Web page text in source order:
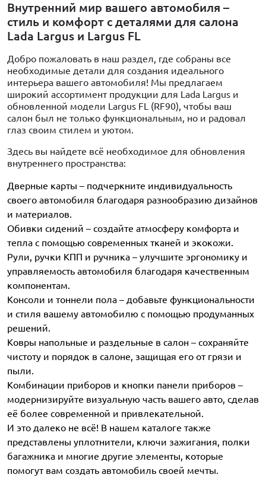
Внутренний мир вашего автомобиля –
стиль и комфорт с деталями для салона
Lada Largus и Largus FL
Добро пожаловать в наш раздел, где собраны все
необходимые детали для создания идеального
интерьера вашего автомобиля! Мы предлагаем
широкий ассортимент продукции для Lada Largus и
обновленной модели Largus FL (RF90), чтобы ваш
салон был не только функциональным, но и радовал
глаз своим стилем и уютом.
Здесь вы найдете всё необходимое для обновления
внутреннего пространства:
Дверные карты – подчеркните индивидуальность
своего автомобиля благодаря разнообразию дизайнов
и материалов.
Обивки сидений – создайте атмосферу комфорта и
тепла с помощью современных тканей и экокожи.
Рули, ручки КПП и ручника – улучшите эргономику и
управляемость автомобиля благодаря качественным
компонентам.
Консоли и тоннели пола – добавьте функциональности
и стиля вашему автомобилю с помощью продуманных
решений.
Ковры напольные и раздельные в салон – сохраняйте
чистоту и порядок в салоне, защищая его от грязи и
пыли.
Комбинации приборов и кнопки панели приборов –
модернизируйте визуальную часть вашего авто, сделав
её более современной и привлекательной.
И это далеко не всё! В нашем каталоге также
представлены уплотнители, ключи зажигания, полки
багажника и многие другие элементы, которые
помогут вам создать автомобиль своей мечты.